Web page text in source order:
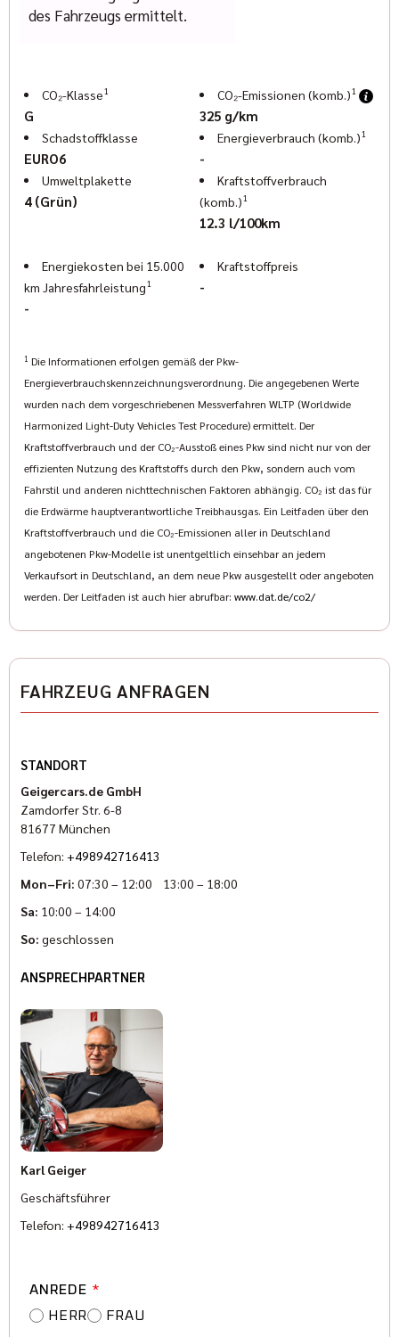
Pascal Halbroth: (089) 427164-19
Karl Geiger: (089) 427164-13
www.geigercars.de
Irrtum, Änderungen und Zwischenverkauf vorbehalten
des Fahrzeugs ermittelt.
CO₂-Klasse1
G
CO₂-Emissionen (komb.)1
325 g/km
Schadstoffklasse
EURO6
Energieverbrauch (komb.)1
-
Umweltplakette
4 (Grün)
Kraftstoffverbrauch
(komb.)1
12.3 l/100km
Energiekosten bei 15.000
km Jahresfahrleistung1
-
Kraftstoffpreis
-
1 Die Informationen erfolgen gemäß der Pkw-
Energieverbrauchskennzeichnungsverordnung. Die angegebenen Werte
wurden nach dem vorgeschriebenen Messverfahren WLTP (Worldwide
Harmonized Light-Duty Vehicles Test Procedure) ermittelt. Der
Kraftstoffverbrauch und der CO₂-Ausstoß eines Pkw sind nicht nur von der
effizienten Nutzung des Kraftstoffs durch den Pkw, sondern auch vom
Fahrstil und anderen nichttechnischen Faktoren abhängig. CO₂ ist das für
die Erdwärme hauptverantwortliche Treibhausgas. Ein Leitfaden über den
Kraftstoffverbrauch und die CO₂-Emissionen aller in Deutschland
angebotenen Pkw-Modelle ist unentgeltlich einsehbar an jedem
Verkaufsort in Deutschland, an dem neue Pkw ausgestellt oder angeboten
werden. Der Leitfaden ist auch hier abrufbar: www.dat.de/co2/
FAHRZEUG ANFRAGEN
STANDORT
Geigercars.de GmbH
Zamdorfer Str. 6-8
81677 München
Telefon: +498942716413
Mon–Fri: 07:30 – 12:00 13:00 – 18:00
Sa: 10:00 – 14:00
So: geschlossen
ANSPRECHPARTNER
Karl Geiger
Geschäftsführer
Telefon: +498942716413
ANREDE *
HERR
FRAU